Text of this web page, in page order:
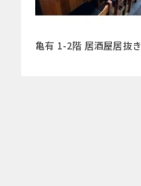
亀有 1-2階 居酒屋居抜き